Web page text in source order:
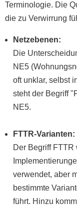
Terminologie. Die
die zu Verwirrung
Netzebenen:
Die
NE5
oft unklar, selbst
steht der Begriff
NE5.
FTTR-Varianten:
Der Begriff
verwendet, aber
bestimmte
führt. Hinzu